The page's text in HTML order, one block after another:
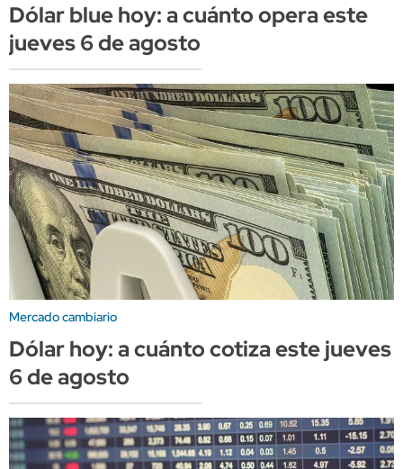
Dólar blue hoy: a cuánto opera este
jueves 6 de agosto
Mercado cambiario
Dólar hoy: a cuánto cotiza este jueves
6 de agosto